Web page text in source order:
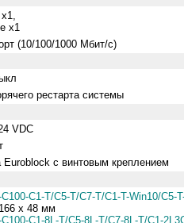
1
x1
(10/100/1000 Мбит/с)
кл
рестарта системы
VDC
Euroblock с винтовым креплением
C1-T/C5-T/C7-T/C1-T-Win10/C5-
x 48 мм
C1-8L-T/C5-8L-T/C7-8L-T/C1-